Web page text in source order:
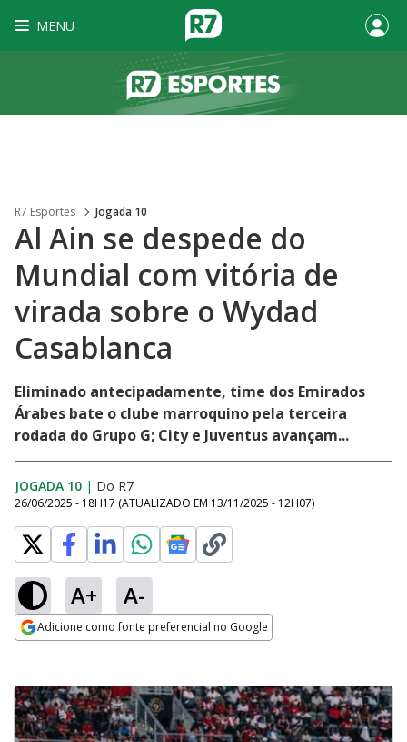
MENU
R7 Esportes Jogada 10
Al Ain se despede do
Mundial com vitória de
virada sobre o Wydad
Casablanca
Eliminado antecipadamente, time dos Emirados
Árabes bate o clube marroquino pela terceira
rodada do Grupo G; City e Juventus avançam...
JOGADA 10 | Do R7
26/06/2025 - 18H17 (ATUALIZADO EM 13/11/2025 - 12H07)
A+ A-
Adicione como fonte preferencial no Google